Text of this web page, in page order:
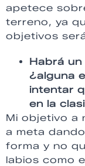
apetece
terreno, ya
objetivos
Habrá
¿alguna
intentar
en la
Mi objetivo a
a meta
forma y no
labios como